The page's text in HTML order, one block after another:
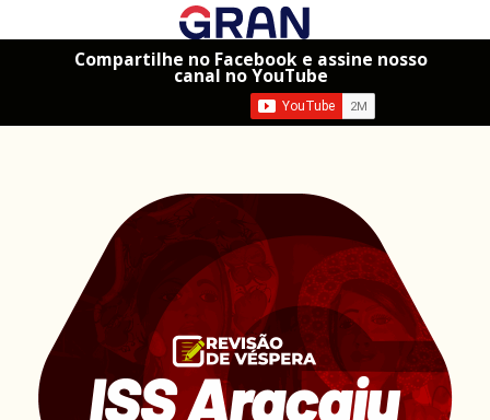
Compartilhe no Facebook e assine nosso
canal no YouTube